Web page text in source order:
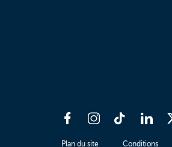
Plan du site Conditions